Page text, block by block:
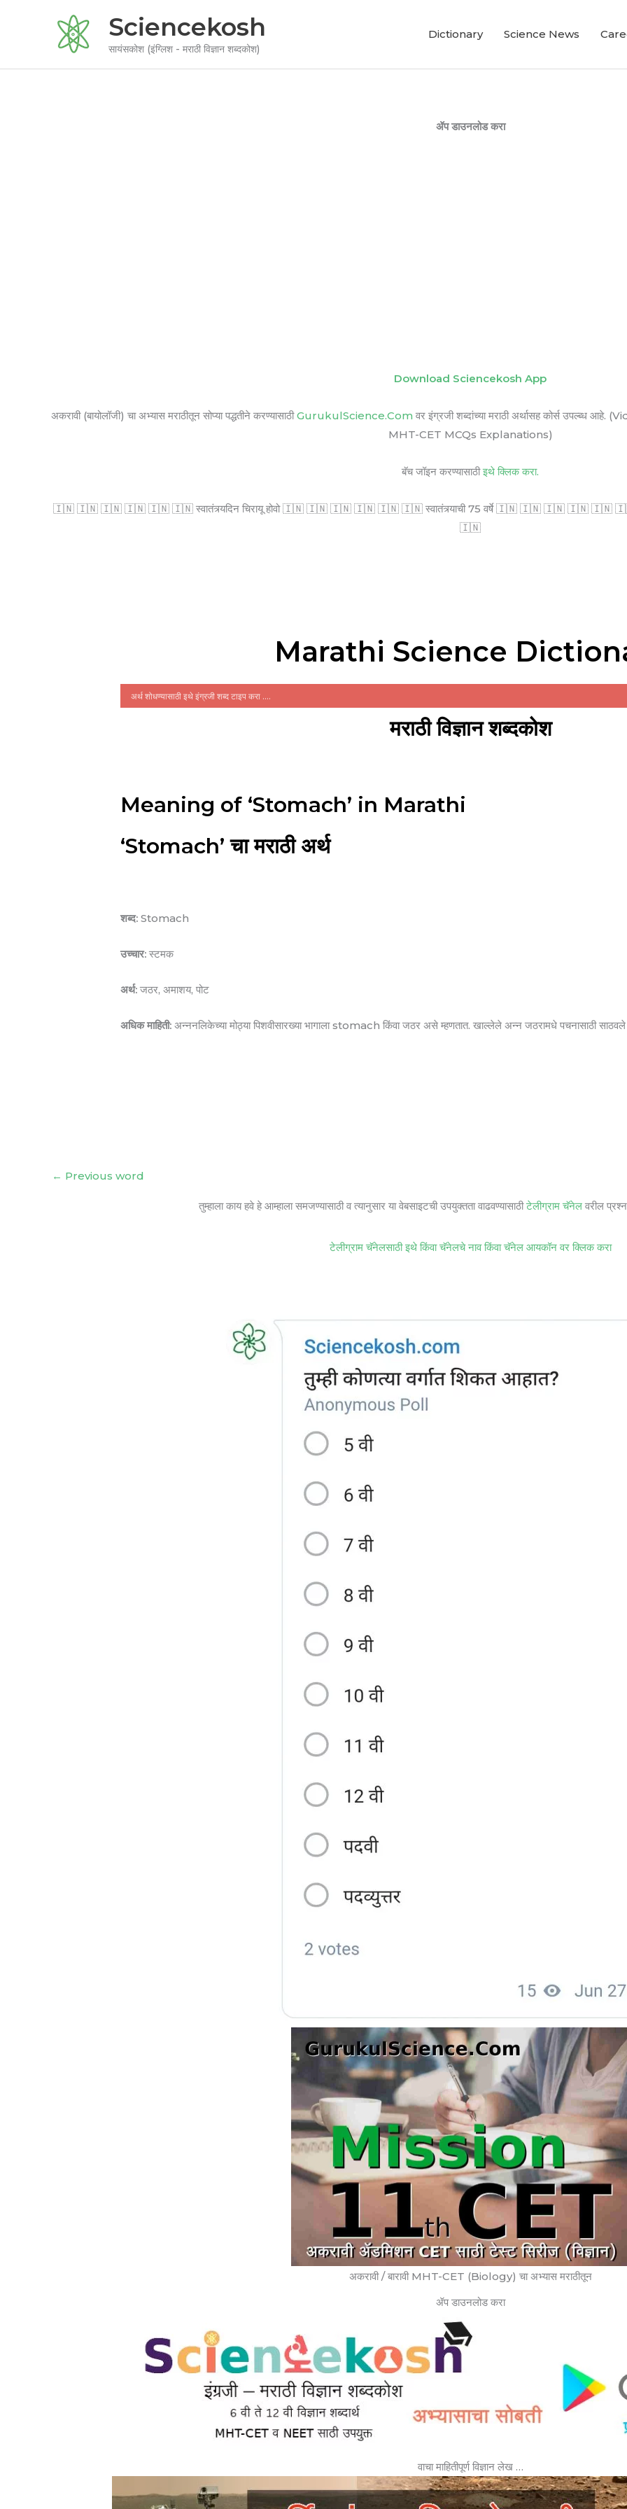
Sciencekosh
सायंसकोश (इंग्लिश - मराठी विज्ञान शब्दकोश)
Dictionary Science News
ॲप डाउनलोड करा
Download Sciencekosh App
अकरावी (बायोलॉजी) चा अभ्यास मराठीतून सोप्या पद्धतीने करण्यासाठीGurukulScience.Com वर इंग्रजी शब्दांच्या मराठी अर्थासह कोर्स
MHT-CET MCQs Explanations)
बॅच जॉइन करण्यासाठीइथे क्लिक करा.
🇮🇳 🇮🇳 🇮🇳 🇮🇳 🇮🇳 🇮🇳 स्वातंत्र्यदिन चिरायू होवो 🇮🇳 🇮🇳 🇮🇳 🇮🇳 🇮🇳 🇮🇳 स्वातंत्र्याची 75 वर्षे 🇮🇳 🇮🇳 🇮🇳 🇮🇳 🇮🇳 🇮🇳
🇮🇳
Marathi Science
मराठी विज्ञान शब्दकोश
Meaning of ‘Stomach’ in Marathi
‘Stomach’ चा मराठी अर्थ
शब्द: Stomach
उच्चार: स्टमक
अर्थ: जठर, अमाशय, पोट
अधिक माहिती: अन्ननलिकेच्या मोठ्या पिशवीसारख्या भागाला stomach किंवा जठर असे म्हणतात. खाल्लेले अन्न जठरामधे पचनासाठी
← Previous word
तुम्हाला काय हवे हे आम्हाला समजण्यासाठी व त्यानुसार या वेबसाइटची उपयुक्तता वाढवण्यासाठीटेलीग्राम चॅनेल वरील
टेलीग्राम चॅनेलसाठी इथे किंवा चॅनेलचे नाव किंवा चॅनेल आयकॉन वर क्लिक करा
अकरावी / बारावी MHT-CET (Biology) चा अभ्यास मराठीतून
ॲप डाउनलोड करा
वाचा माहितीपूर्ण विज्ञान लेख …